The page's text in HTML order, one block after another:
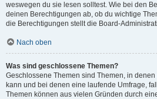
weswegen du sie lesen solltest. Wie bei den
deinen Berechtigungen ab, ob du wichtige
die Berechtigungen stellt die Board-
Nach oben
Was sind geschlossene Themen?
Geschlossene Themen sind Themen, in
kann und bei denen eine laufende Umfrage,
Themen können aus vielen Gründen durch